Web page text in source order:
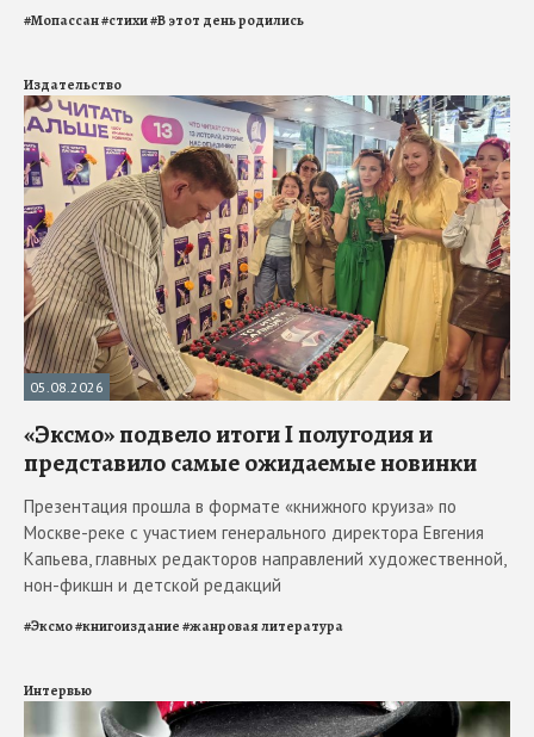
#Мопассан#стихи#В этот день родились
Издательство
05.08.2026
«Эксмо» подвело итоги I полугодия и
представило самые ожидаемые новинки
Презентация прошла в формате «книжного круиза» по
Москве-реке с участием генерального директора Евгения
Капьева, главных редакторов направлений художественной,
нон-фикшн и детской редакций
#Эксмо#книгоиздание#жанровая литература
Интервью